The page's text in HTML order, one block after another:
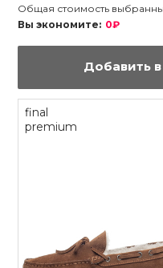
Общая стоимость
Вы экономите: 0₽
Добавить
final
premium